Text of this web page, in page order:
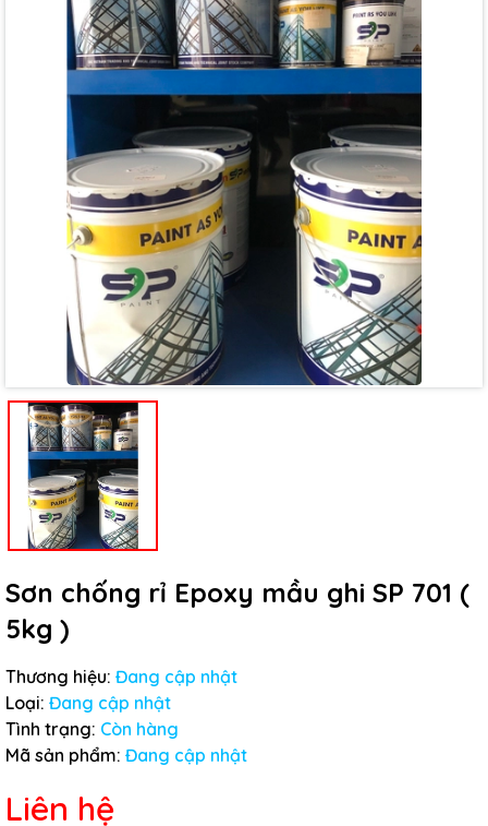
Sơn chống rỉ Epoxy mầu ghi SP 701 (
5kg )
Thương hiệu: Đang cập nhật
Loại: Đang cập nhật
Tình trạng: Còn hàng
Mã sản phẩm: Đang cập nhật
Liên hệ